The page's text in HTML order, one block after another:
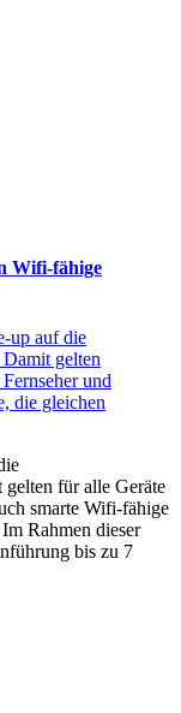
Wifi-fähige
für alle Geräte
smarte Wifi-fähige
Rahmen dieser
bis zu 7